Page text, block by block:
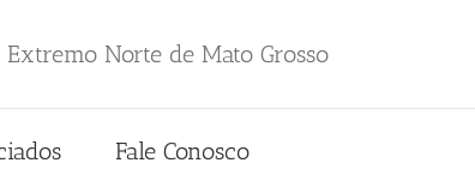
Norte de Mato Grosso
Fale Conosco